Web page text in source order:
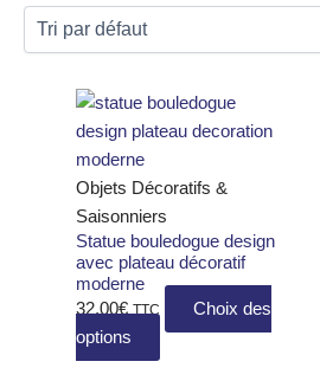
Objets Décoratifs &
Saisonniers
Statue bouledogue design
avec plateau décoratif
moderne
32,00€ TTC
Choix des
options
Ce
produit
plusieurs
variations.
Les
options
peuvent
être
choisies